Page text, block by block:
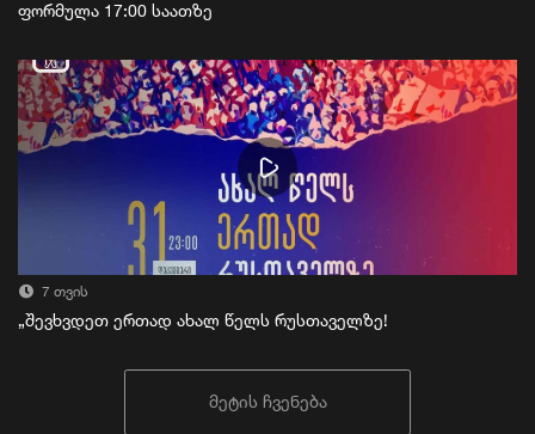
ფორმულა 17:00 საათზე
7 თვის
„შევხვდეთ ერთად ახალ წელს რუსთაველზე!
მეტის ჩვენება